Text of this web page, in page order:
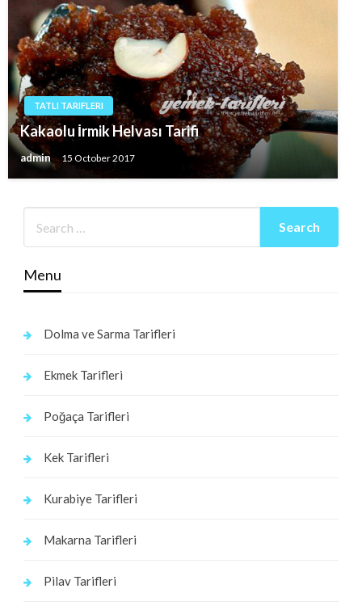
TATLI TARIFLERI
Kakaolu İrmik Helvası Tarifi
admin 15 October 2017
Menu
Dolma ve Sarma Tarifleri
Ekmek Tarifleri
Poğaça Tarifleri
Kek Tarifleri
Kurabiye Tarifleri
Makarna Tarifleri
Pilav Tarifleri